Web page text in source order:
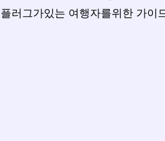
플러그가있는 여행자를위한 가이